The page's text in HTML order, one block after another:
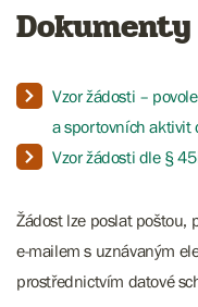
Dokumenty
Vzor žádosti –
a sportovních aktivit
Vzor žádosti dle §
Žádost lze poslat poštou,
e-mailem s uznávaným
prostřednictvím datové